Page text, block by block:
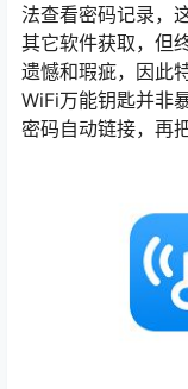
法查看密码记录，
其它软件获取，但
遗憾和瑕疵，因此
WiFi万能钥匙并非
密码自动链接，再